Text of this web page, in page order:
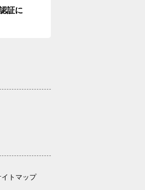
証に
イトマップ